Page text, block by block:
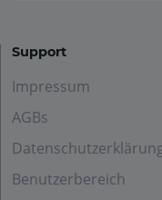
Support
Impressum
AGBs
Benutzerbereich